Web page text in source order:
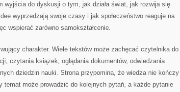
wyjścia do dyskusji o tym, jak działa świat, jak rozwija się
wyprzedzają swoje czasy i jak społeczeństwo reaguje na
wspierać zarówno samokształcenie.
charakter. Wiele tekstów może zachęcać czytelnika do
czytania książek, oglądania dokumentów, odwiedzania
dziedzin nauki. Strona przypomina, że wiedza nie kończy
może prowadzić do kolejnych pytań, a każde pytanie